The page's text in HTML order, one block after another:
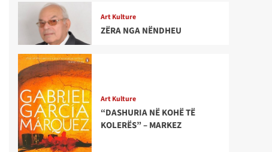
Art Kulture
ZËRA NGA NËNDHEU
Art Kulture
“DASHURIA NË KOHË TË
KOLERËS” – MARKEZ